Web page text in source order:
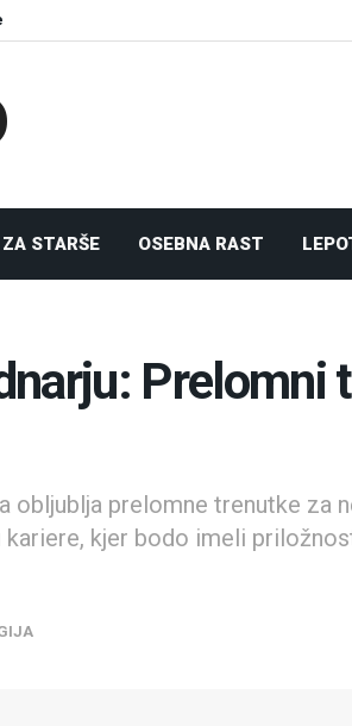
ZA STARŠE OSEBNA RAST
Prelomni
obljublja prelomne trenutke za
kjer bodo imeli